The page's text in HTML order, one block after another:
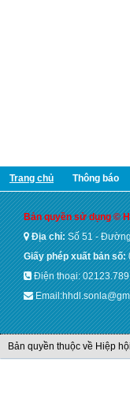
Trang chủ Thông báo
Bản quyền sử dụng ©
Địa chỉ:Số 51 -
Giấy phép xuất bản số:
Điện thoại:
Bản quyền thuộc về Hiệp